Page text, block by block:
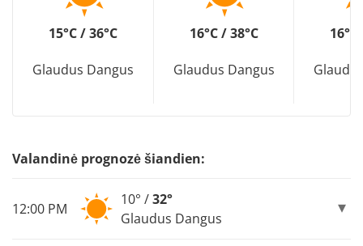
15°C / 36°C
Glaudus Dangus
16°C / 38°C
Glaudus Dangus
16°C
Valandinė prognozė šiandien:
12:00 PM
10° /32°
Glaudus Dangus